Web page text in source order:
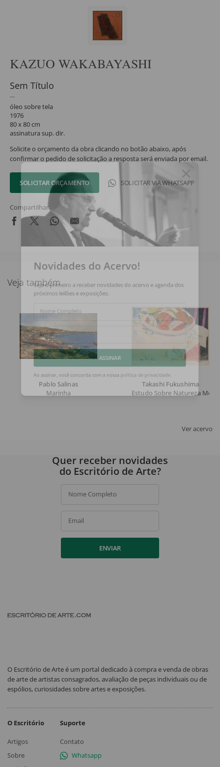
KAZUO WAKABAYASHI
Sem Título
óleo sobre tela
1976
80 x 80 cm
assinatura sup. dir.
Solicite o orçamento da obra clicando no botão abaixo, após
confirmar o pedido de solicitação a resposta será enviada por email.
SOLICITAR ORÇAMENTO SOLICITAR VIA WHATSAPP
Compartilhar
Veja também
Pablo Salinas
Marinha
Takashi Fukushima
Estudo Sobre Natureza
Ver acervo
Novidades do Acervo!
Seja o primeiro a receber novidades do acervo e agenda dos
próximos leilões e exposições.
Nome Completo
Email
Ao assinar, você concorda com a nossa política de privacidade.
Quer receber novidades
do Escritório de Arte?
Nome Completo
Email
ENVIAR
O Escritório de Arte é um portal dedicado à compra e venda de obras
de arte de artistas consagrados, avaliação de peças individuais ou de
espólios, curiosidades sobre artes e exposições.
O Escritório
Artigos
Sobre
Suporte
Contato
Whatsapp